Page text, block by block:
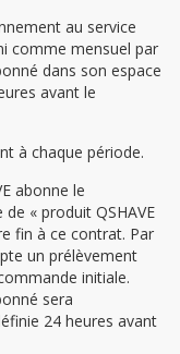
au service
comme mensuel par
dans son espace
avant le
à chaque période.
abonne le
« produit QSHAVE
fin à ce contrat. Par
un prélèvement
initiale.
sera
24 heures avant